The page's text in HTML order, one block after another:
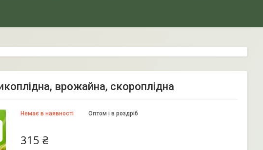
врожайна, скороплідна
Немає в наявності Оптом і в роздріб
315 ₴